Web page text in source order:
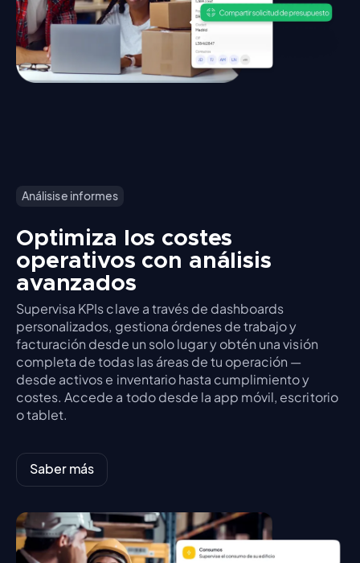
Análisis e informes
Optimiza los costes
operativos con análisis
avanzados
Supervisa KPIs clave a través de dashboards
personalizados, gestiona órdenes de trabajo y
facturación desde un solo lugar y obtén una visión
completa de todas las áreas de tu operación —
desde activos e inventario hasta cumplimiento y
costes. Accede a todo desde la app móvil, escritorio
o tablet.
Saber más